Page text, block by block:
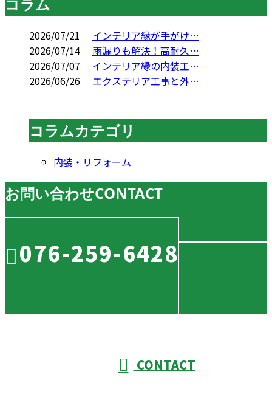
2026/07/21
インテリア縁が手がけ…
2026/07/14
雨漏りも解決！高耐久…
2026/07/07
インテリア縁の内装工…
2026/06/26
エクステリア工事と外…
コラムカテゴリ
内装・リフォーム
お問い合わせCONTACT
076-259-6428
CONTACT